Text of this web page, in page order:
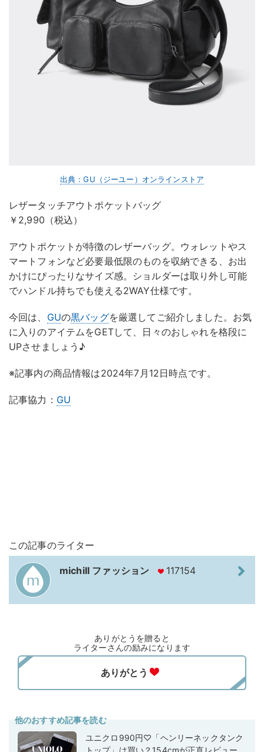
出典：GU（ジーユー）オンラインストア
レザータッチアウトポケットバッグ
￥2,990（税込）
アウトポケットが特徴のレザーバッグ。ウォレットやス
マートフォンなど必要最低限のものを収納できる、お出
かけにぴったりなサイズ感。ショルダーは取り外し可能
でハンドル持ちでも使える2WAY仕様です。
今回は、 GUの黒バッグを厳選してご紹介しました。お気
に入りのアイテムをGETして、日々のおしゃれを格段に
UPさせましょう♪
※記事内の商品情報は2024年7月12日時点です。
記事協力： GU
この記事のライター
michill ファッション 117154
ありがとうを贈ると
ライターさんの励みになります
他のおすすめ記事を読む
ユニクロ990円♡「ヘンリーネックタンク
トップ」は買い？154cmが正直レビュー